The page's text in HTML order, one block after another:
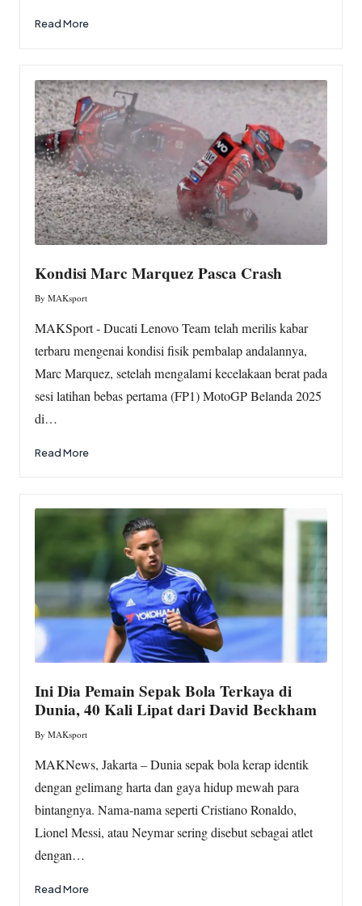
Read More
Kondisi Marc Marquez Pasca Crash
Posted
by
By MAKsport
MAKSport - Ducati Lenovo Team telah merilis kabar
terbaru mengenai kondisi fisik pembalap andalannya,
Marc Marquez, setelah mengalami kecelakaan berat pada
sesi latihan bebas pertama (FP1) MotoGP Belanda 2025
di…
Read More
Ini Dia Pemain Sepak Bola Terkaya di
Dunia, 40 Kali Lipat dari David Beckham
Posted
by
By MAKsport
MAKNews, Jakarta – Dunia sepak bola kerap identik
dengan gelimang harta dan gaya hidup mewah para
bintangnya. Nama-nama seperti Cristiano Ronaldo,
Lionel Messi, atau Neymar sering disebut sebagai atlet
dengan…
Read More